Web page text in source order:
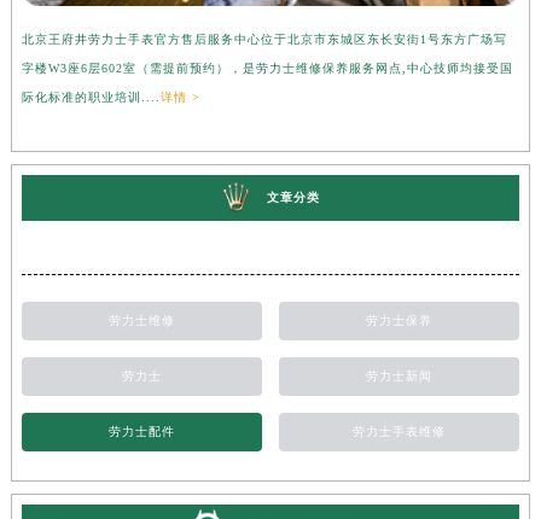
北京王府井劳力士手表官方售后服务中心位于北京市东城区东长安街1号东方广场写
字楼W3座6层602室（需提前预约），是劳力士维修保养服务网点,中心技师均接受国
际化标准的职业培训.... 详情 >
文章分类
劳力士维修 劳力士保养
劳力士 劳力士新闻
劳力士配件 劳力士手表维修